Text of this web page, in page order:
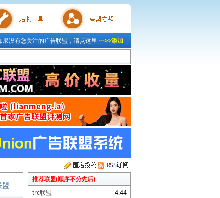
联盟专题
没有您关注的广告联盟，请点这里 --->>添加
盟
推荐联盟(顺序不分先后)
4.44
trc联盟